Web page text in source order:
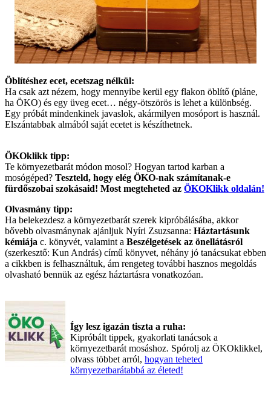
Öblítéshez ecet, ecetszag nélkül:
Ha csak azt nézem, hogy mennyibe kerül egy flakon öblítő (pláne,
ha ÖKO) és egy üveg ecet… négy-ötszörös is lehet a különbség.
Egy próbát mindenkinek javaslok, akármilyen mosóport is használ.
Elszántabbak almából saját ecetet is készíthetnek.
ÖKOklikk tipp:
Te környezetbarát módon mosol? Hogyan tartod karban a
mosógéped? Teszteld, hogy elég ÖKO-nak számítanak-e
fürdőszobai szokásaid! Most megteheted az ÖKOKlikk oldalán!
Olvasmány tipp:
Ha belekezdesz a környezetbarát szerek kipróbálásába, akkor
bővebb olvasmánynak ajánljuk Nyíri Zsuzsanna: Háztartásunk
kémiája c. könyvét, valamint a Beszélgetések az önellátásról
(szerkesztő: Kun András) című könyvet, néhány jó tanácsukat ebben
a cikkben is felhasználtuk, ám rengeteg további hasznos megoldás
olvasható bennük az egész háztartásra vonatkozóan.
Így lesz igazán tiszta a ruha:
Kipróbált tippek, gyakorlati tanácsok a
környezetbarát mosáshoz. Spórolj az ÖKOklikkel,
olvass többet arról, hogyan teheted
környezetbarátabbá az életed!